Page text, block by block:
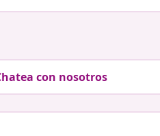
con nosotros